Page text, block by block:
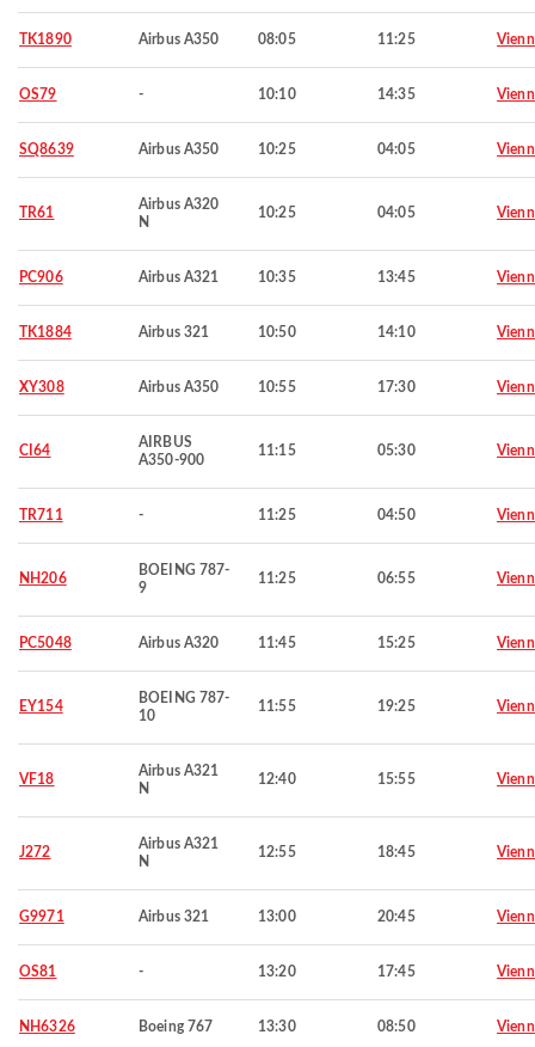
TK1890 Airbus A350 08:05 11:25
OS79 - 10:10 14:35
SQ8639 Airbus A350 10:25 04:05
TR61
Airbus A320
N
10:25 04:05
PC906 Airbus A321 10:35 13:45
TK1884 Airbus 321 10:50 14:10
XY308 Airbus A350 10:55 17:30
CI64
AIRBUS
A350-900
11:15 05:30
TR711 - 11:25 04:50
NH206
BOEING 787-
9
11:25 06:55
PC5048 Airbus A320 11:45 15:25
EY154
BOEING 787-
10
11:55 19:25
VF18
Airbus A321
N
12:40 15:55
J272
Airbus A321
N
12:55 18:45
G9971 Airbus 321 13:00 20:45
OS81 - 13:20 17:45
NH6326 Boeing 767 13:30 08:50